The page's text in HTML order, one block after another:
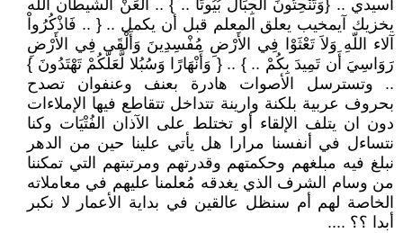
أسيدي .. {وَتَنْحِتُونَ الْجِبَالَ بُيُوتًا .. } .. العَنْ الشيطان الله
يخزيك آيمخيب يعلق المعلم قبل أن يكمل .. { .. فَاذْكُرُواْ
آلاء اللّهِ وَلاَ تَعْثَوْا فِي الأَرْضِ مُفْسِدِينَ وَأَلْقَى فِي الأَرْضِ
رَوَاسِيَ أَن تَمِيدَ بِكُمْ .. } .. { وَأَنْهَارًا وَسُبُلا لَّعَلَّكُمْ تَهْتَدُونَ }
.. وتسترسل الأصوات هادرة بعنف وعنفوان تصدح
بحروف عربية بلكنة وارينة تتداخل تتقاطع فيها الإملاءات
دون ان يتلف الإلقاء أو تختلط على الآذان الفُتْيَات وكنا
نتساءل في أنفسنا مرارا هل يأتي علينا حين من الدهر
نبلغ فيه مبلغهم وحكمتهم وقدرتهم ومرتبتهم التي تمكننا
من وسام الشرف الذي يغدقه مُعلمنا عليهم في معاملاته
الخاصة لهم أم سنظل عالقين في بداية الأعمار لا نكبر
أبدا ؟؟ ....